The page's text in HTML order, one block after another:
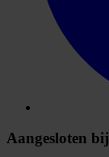
Aangesloten bij